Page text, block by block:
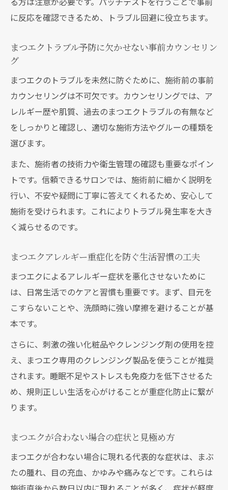
に反応を確認できるため、トラブル回避に役立ちます。
まつエクトラブル予防に欠かせない事前カウンセリン
グ
まつエクのトラブルを未然に防ぐために、施術前の事前
カウンセリングは不可欠です。カウンセリングでは、ア
レルギー歴や肌質、過去のまつエクトラブルの有無など
をしっかりと確認し、適切な施術方法やグルーの種類を
選びます。
また、施術者の技術力や衛生管理の確認も重要なポイン
トです。信頼できるサロンでは、施術前に細かく説明を
行い、不安や疑問に丁寧に答えてくれるため、安心して
施術を受けられます。これによりトラブル発生率を大き
く減らせるのです。
まつエクアレルギー重症化を防ぐ生活習慣の工夫
まつエクによるアレルギー症状を悪化させないために
は、日常生活でのケアと習慣も重要です。まず、目元を
こすらないことや、洗顔時に強い摩擦を避けることが基
本です。
さらに、刺激の強い化粧品やクレンジング剤の使用を控
え、まつエク専用のクレンジング製品を使うことが推奨
されます。睡眠不足やストレスも免疫力を低下させるた
め、規則正しい生活を心がけることが重症化防止に繋が
ります。
まつエクが合わない場合の症状と見極め方
まつエクが合わない場合に現れる代表的な症状は、まぶ
たの腫れ、目の充血、かゆみや痛みなどです。これらは